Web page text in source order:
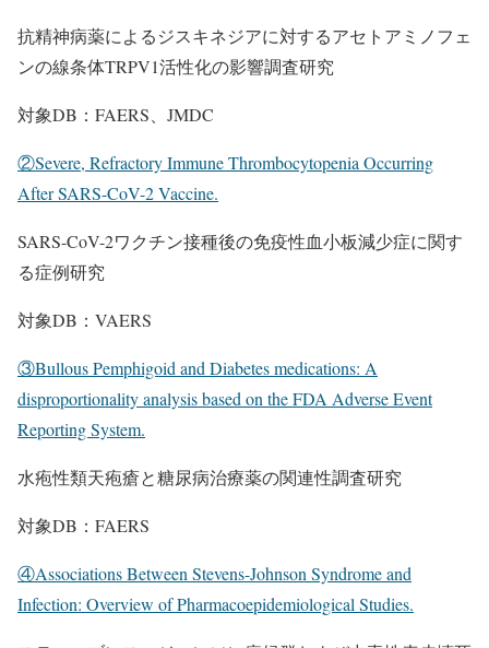
抗精神病薬によるジスキネジアに対するアセトアミノフェ
ンの線条体TRPV1活性化の影響調査研究
対象DB：FAERS、JMDC
②Severe, Refractory Immune Thrombocytopenia Occurring
After SARS-CoV-2 Vaccine.
SARS-CoV-2ワクチン接種後の免疫性血小板減少症に関す
る症例研究
対象DB：VAERS
③Bullous Pemphigoid and Diabetes medications: A
disproportionality analysis based on the FDA Adverse Event
Reporting System.
水疱性類天疱瘡と糖尿病治療薬の関連性調査研究
対象DB：FAERS
④Associations Between Stevens-Johnson Syndrome and
Infection: Overview of Pharmacoepidemiological Studies.